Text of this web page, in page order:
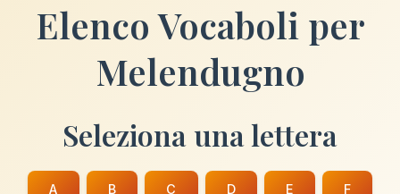
Elenco Vocaboli per
Melendugno
Seleziona una lettera
A B C D E F